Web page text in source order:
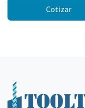
Cotizar